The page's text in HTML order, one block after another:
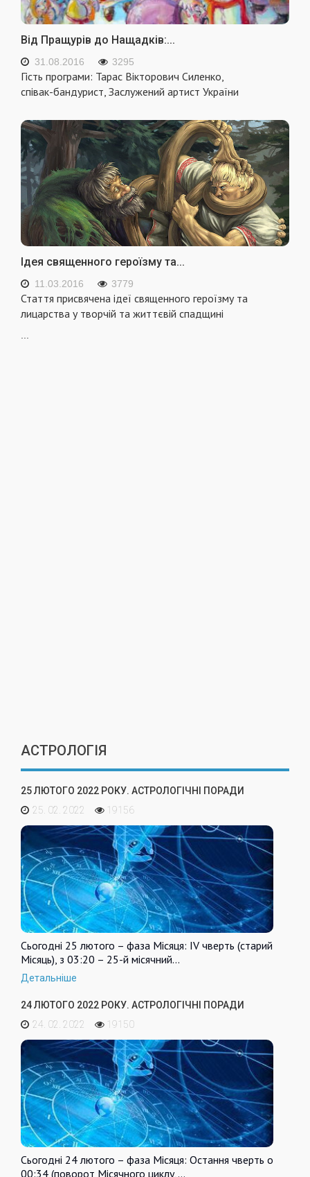
Від Пращурів до Нащадків:...
31.08.2016 3295
Гість програми: Тарас Вікторович Силенко,
співак-бандурист, Заслужений артист України
Ідея священного героїзму та...
11.03.2016 3779
Стаття присвячена ідеї священного героїзму та
лицарства у творчій та життєвій спадщині
АСТРОЛОГІЯ
25 ЛЮТОГО 2022 РОКУ. АСТРОЛОГІЧНІ ПОРАДИ
25. 02. 2022
19156
Сьогодні 25 лютого – фаза Місяця: IV чверть (старий
Місяць), з 03:20 – 25-й місячний…
Детальніше
24 ЛЮТОГО 2022 РОКУ. АСТРОЛОГІЧНІ ПОРАДИ
24. 02. 2022
19150
Сьогодні 24 лютого – фаза Місяця: Остання чверть о
00:34 (поворот Місячного циклу,…